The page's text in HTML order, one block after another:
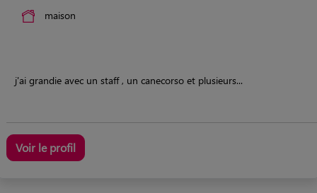
maison
j'ai grandie avec un staff , un canecorso et plusieurs...
Voir le profil